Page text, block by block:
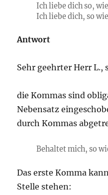
Ich liebe dich so,
Ich liebe dich, so
Antwort
Sehr geehrter Herr L.,
die Kommas sind
Nebensatz
durch Kommas
Behaltet mich, so
Das erste Komma
Stelle stehen: